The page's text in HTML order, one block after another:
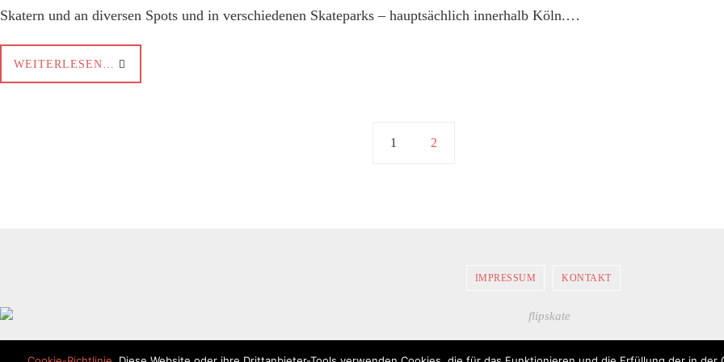
Skatern und an diversen Spots und in verschiedenen Skateparks – hauptsächlich innerhalb Köln.…
WEITERLESEN…
1 2
IMPRESSUM KONTAKT
FlipSkate.de ©2026| Alle Rechte vorbehalten.